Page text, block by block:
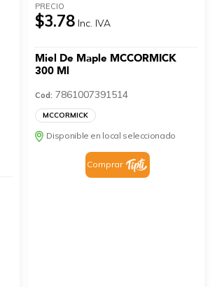
PRECIO
$3.78 Inc. IVA
Miel De Maple MCCORMICK
300 Ml
Cod: 7861007391514
MCCORMICK
Disponible en local seleccionado
Comprar